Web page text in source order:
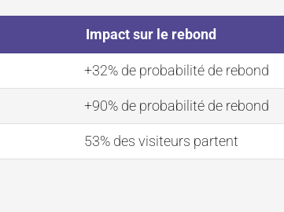
Impact sur le rebond
+32% de probabilité de rebond
+90% de probabilité de rebond
53% des visiteurs partent